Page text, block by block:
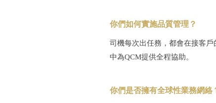
你們如何實施品質管理？
司機每次出任務，都會在接客
中為QCM提供全程協助。
你們是否擁有全球性業務網絡